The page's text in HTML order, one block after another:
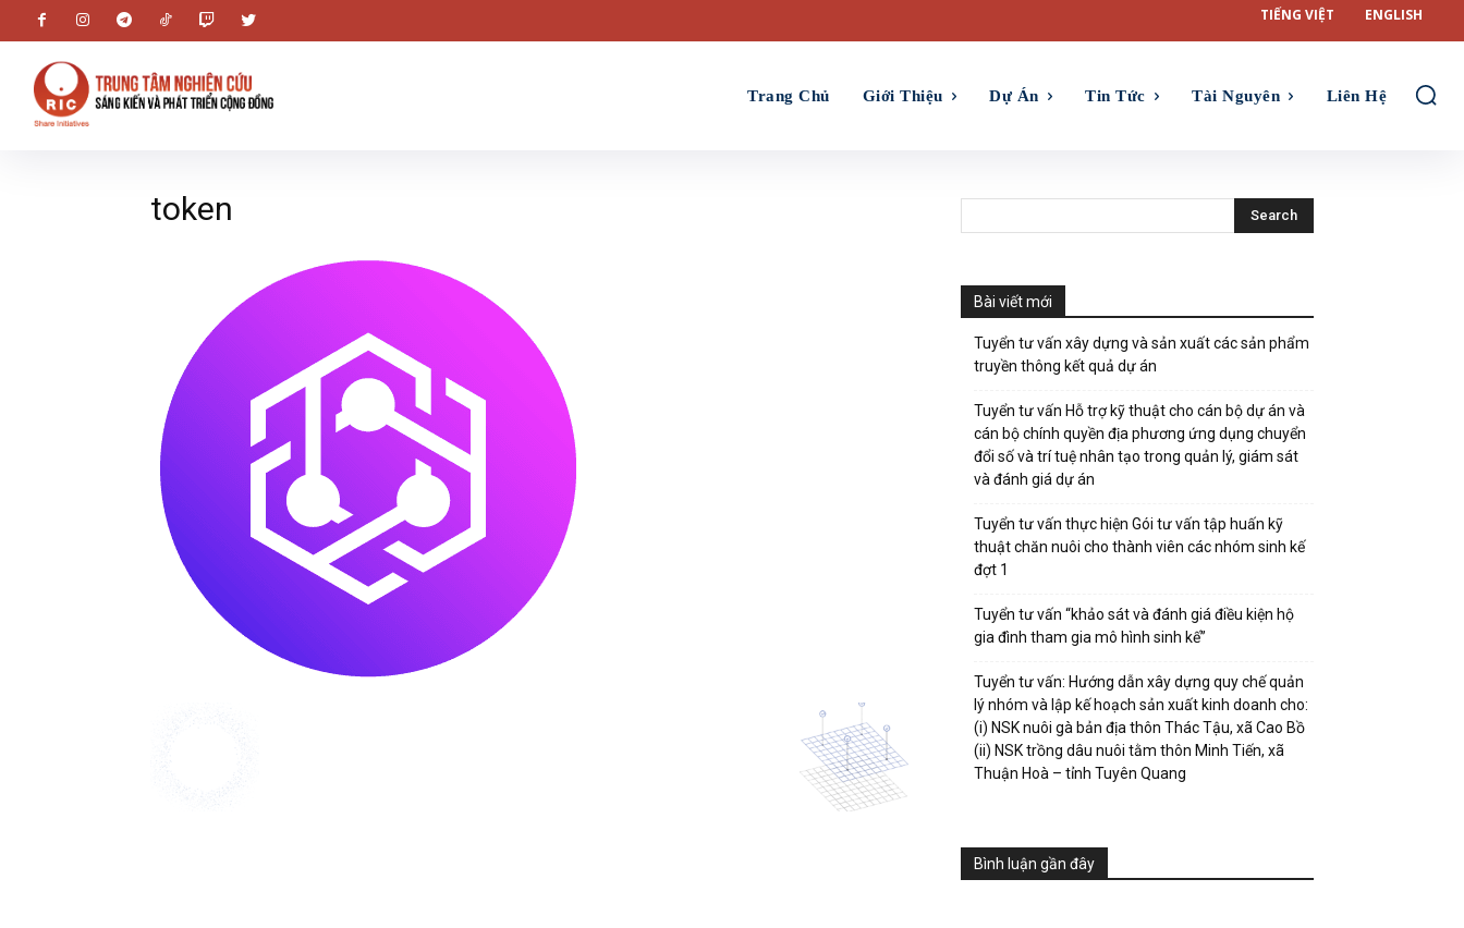
TIẾNG VIỆT ENGLISH
Trang Chủ Giới Thiệu Dự Án Tin Tức Tài Nguyên Liên Hệ
token
Bài viết mới
Tuyển tư vấn xây dựng và sản xuất các sản phẩm
truyền thông kết quả dự án
Tuyển tư vấn Hỗ trợ kỹ thuật cho cán bộ dự án và
cán bộ chính quyền địa phương ứng dụng chuyển
đổi số và trí tuệ nhân tạo trong quản lý, giám sát
và đánh giá dự án
Tuyển tư vấn thực hiện Gói tư vấn tập huấn kỹ
thuật chăn nuôi cho thành viên các nhóm sinh kế
đợt 1
Tuyển tư vấn “khảo sát và đánh giá điều kiện hộ
gia đình tham gia mô hình sinh kế”
Tuyển tư vấn: Hướng dẫn xây dựng quy chế quản
lý nhóm và lập kế hoạch sản xuất kinh doanh cho:
(i) NSK nuôi gà bản địa thôn Thác Tậu, xã Cao Bồ
(ii) NSK trồng dâu nuôi tằm thôn Minh Tiến, xã
Thuận Hoà – tỉnh Tuyên Quang
Bình luận gần đây